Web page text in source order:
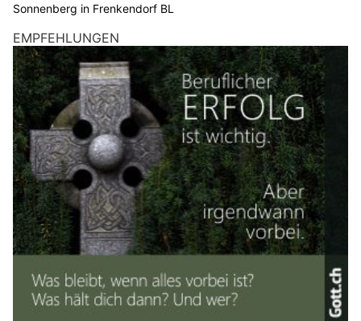
Sonnenberg in Frenkendorf BL
EMPFEHLUNGEN